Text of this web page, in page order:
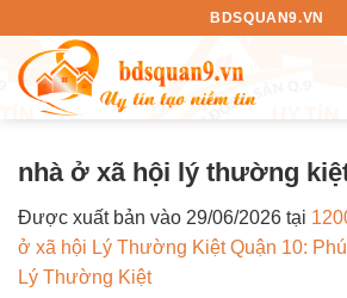
nội
dung
BDSQUAN9.VN
nhà ở xã hội lý thường
Được xuất bản vào 29/06/2026 tại
ở xã hội Lý Thường Kiệt Quận 10:
Lý Thường Kiệt